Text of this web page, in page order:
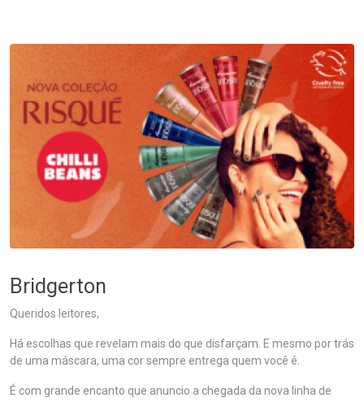
Bridgerton
Queridos leitores,
Há escolhas que revelam mais do que disfarçam. E mesmo por trás
de uma máscara, uma cor sempre entrega quem você é.
É com grande encanto que anuncio a chegada da nova linha de